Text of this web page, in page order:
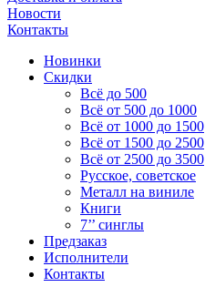
Новости
Контакты
Новинки
Скидки
Всё до 500
Всё от 500 до 1000
Всё от 1000 до 1500
Всё от 1500 до 2500
Всё от 2500 до 3500
Русское, советское
Металл на виниле
Книги
7’’ синглы
Предзаказ
Исполнители
Контакты